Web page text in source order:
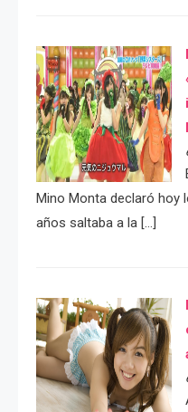
Mino Monta declaró hoy
años saltaba a la […]